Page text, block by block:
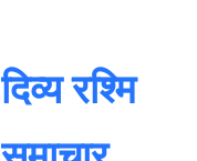
दिव्य रश्मि